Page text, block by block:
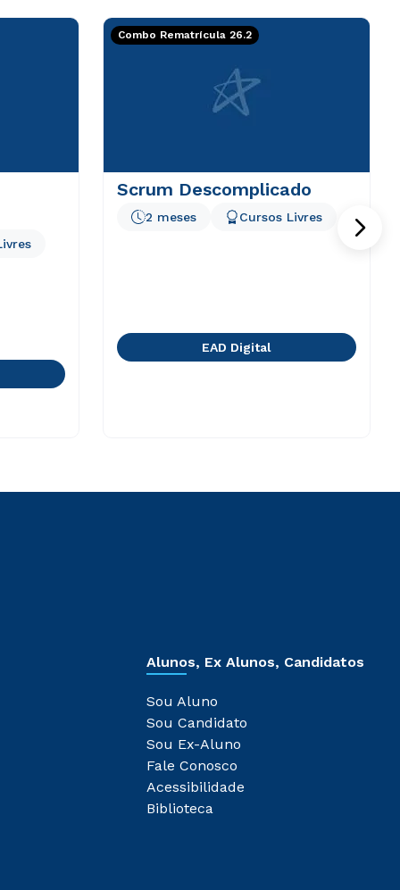
Combo Rematrícula 26.2
Scrum Descomplicado
2 meses Cursos Livres
EAD Digital
Alunos, Ex Alunos, Candidatos
Sou Aluno
Sou Candidato
Sou Ex-Aluno
Fale Conosco
Acessibilidade
Biblioteca